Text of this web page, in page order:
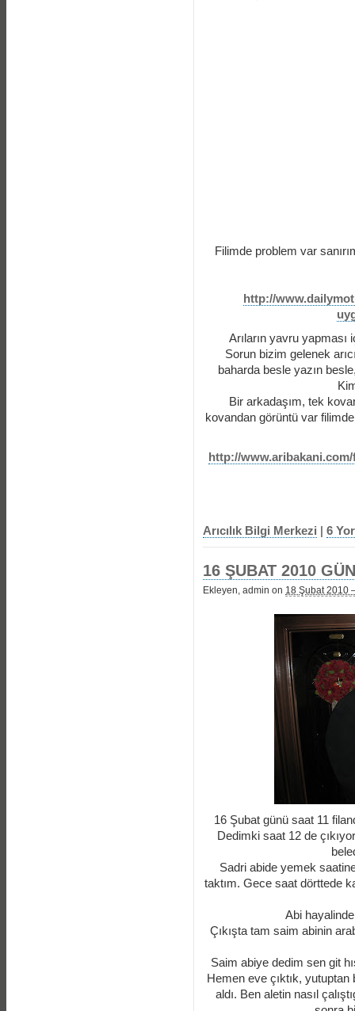
Filimde problem var
http://
Arıların yavru
Sorun bizim gelenek
baharda besle yazın
Bir arkadaşım, tek
kovandan görüntü var
http://
Arıcılık Bilgi Merkezi | 6
16 ŞUBAT 2010
Ekleyen, admin on 18 Şubat 2010
16 Şubat günü saat 11
Dedimki saat 12 de
Sadri abide yemek
taktım. Gece saat dörttede
Abi
Çıkışta tam saim abinin
Saim abiye dedim sen git
Hemen eve çıktık,
aldı. Ben aletin nasıl